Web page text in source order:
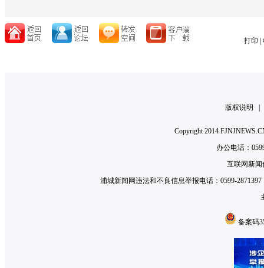
打印
版权说明
Copyright 2014
办公电话：
互联网新闻
浦城新闻网违法和不良信息举报电话：0599-
备案码